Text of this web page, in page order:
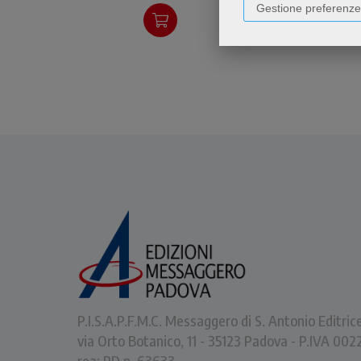
Gestione preferenze
oggi.
P.I.S.A.P.F.M.C. Messaggero di S. Antonio
via Orto Botanico, 11 - 35123 Padova - P.IVA